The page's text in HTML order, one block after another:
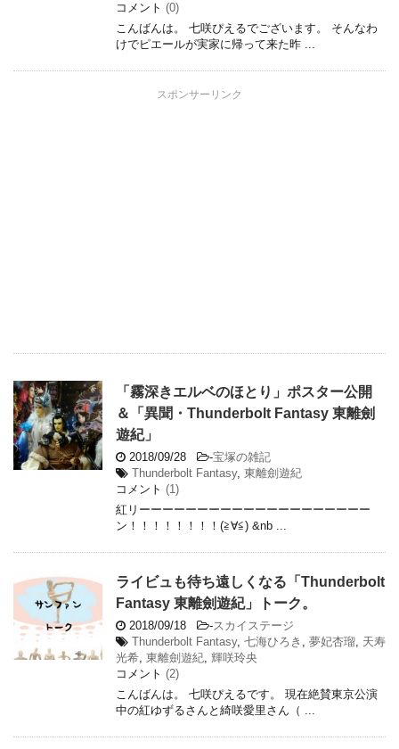
コメント (0)
こんばんは。 七咲ぴえるでございます。 そんなわ
けでピエールが実家に帰って来た昨 ...
スポンサーリンク
「霧深きエルベのほとり」ポスター公開
＆「異聞・Thunderbolt Fantasy 東離劍
遊紀」
2018/09/28 -宝塚の雑記
Thunderbolt Fantasy, 東離劍遊紀
コメント (1)
紅リーーーーーーーーーーーーーーーーーーーー
ン！！！！！！！！(≧∀≦) &nb ...
ライビュも待ち遠しくなる「Thunderbolt
Fantasy 東離劍遊紀」トーク。
2018/09/18 -スカイステージ
Thunderbolt Fantasy, 七海ひろき , 夢妃杏瑠, 天寿
光希, 東離劍遊紀, 輝咲玲央
コメント (2)
こんばんは。 七咲ぴえるです。 現在絶賛東京公演
中の紅ゆずるさんと綺咲愛里さん（ ...